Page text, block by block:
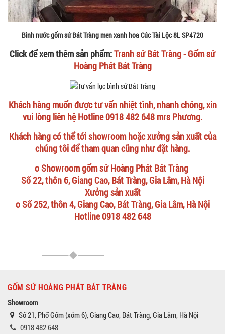
Bình nước gốm sứ Bát Tràng men xanh hoa Cúc Tài Lộc 8L SP4720
Click để xem thêm sản phẩm:Tranh sứ Bát Tràng - Gốm sứ
Hoàng Phát Bát Tràng
Khách hàng muốn được tư vấn nhiệt tình, nhanh chóng, xin
vui lòng liên hệ Hotline 0918 482 648 mrs Phương.
Khách hàng có thể tới showroom hoặc xưởng sản xuất của
chúng tôi để tham quan cũng như đặt hàng.
o Showroom gốm sứ Hoàng Phát Bát Tràng
Số 22, thôn 6, Giang Cao, Bát Tràng, Gia Lâm, Hà Nội
Xưởng sản xuất
o Số 252, thôn 4, Giang Cao, Bát Tràng, Gia Lâm, Hà Nội
Hotline 0918 482 648
GỐM SỨ HOÀNG PHÁT BÁT TRÀNG
Showroom
Số 21, Phố Gốm (xóm 6), Giang Cao, Bát Tràng, Gia Lâm, Hà Nội
0918 482 648